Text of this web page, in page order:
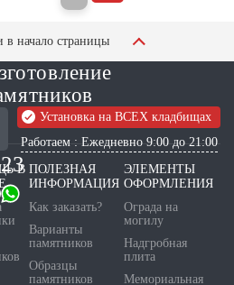
в начало страницы
Установка на ВСЕХ кладбищах
Работаем : Ежедневно 9:00 до 21:00
В ПОЛЕЗНАЯ
ИНФОРМАЦИЯ
Как заказать?
Варианты
памятников
Образцы
памятников
ЭЛЕМЕНТЫ
ОФОРМЛЕНИЯ
Ограда на
могилу
Надгробная
плита
Мемориальная